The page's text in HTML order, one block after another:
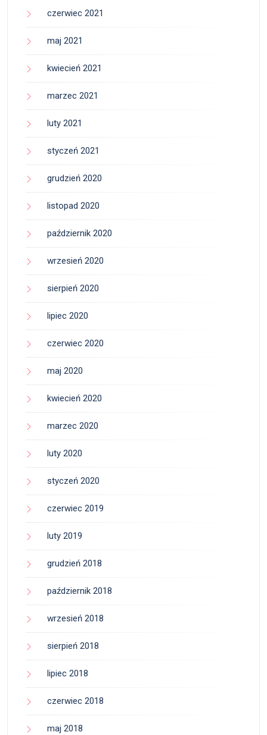
czerwiec 2021
maj 2021
kwiecień 2021
marzec 2021
luty 2021
styczeń 2021
grudzień 2020
listopad 2020
październik 2020
wrzesień 2020
sierpień 2020
lipiec 2020
czerwiec 2020
maj 2020
kwiecień 2020
marzec 2020
luty 2020
styczeń 2020
czerwiec 2019
luty 2019
grudzień 2018
październik 2018
wrzesień 2018
sierpień 2018
lipiec 2018
czerwiec 2018
maj 2018